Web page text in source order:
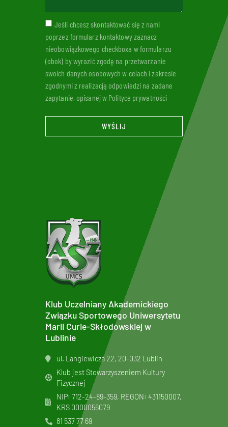
Jeśli chcesz skontaktować się z nami
poprzez formularz kontaktowy zaznacz
nieobowiązkowego checkboxa w formularzu
(obok) by wyrazić zgodę na przetwarzanie
swoich danych osobowych w celach i zakresie
zgodnymi z realizacją odpowiedzi na zadane
zapytanie, opisanej w Polityce prywatności
WYŚLIJ
Klub Uczelniany Akademickiego
Związku Sportowego Uniwersytetu
Marii Curie-Skłodowskiej w
Lublinie
ul. Langiewicza 22, 20-032 Lublin
Klub jest Stowarzyszeniem Kultury
Fizycznej
NIP: 712-24-89-359, REGON: 431150007,
KRS 0000056079
81 537 77 69